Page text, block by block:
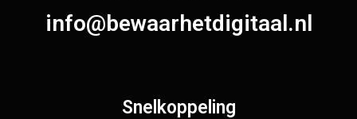
info@bewaarhetdigitaal.nl
Snelkoppeling